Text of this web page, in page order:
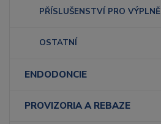
PŘÍSLUŠENSTVÍ PRO VÝPLNĚ
OSTATNÍ
ENDODONCIE
PROVIZORIA A REBAZE